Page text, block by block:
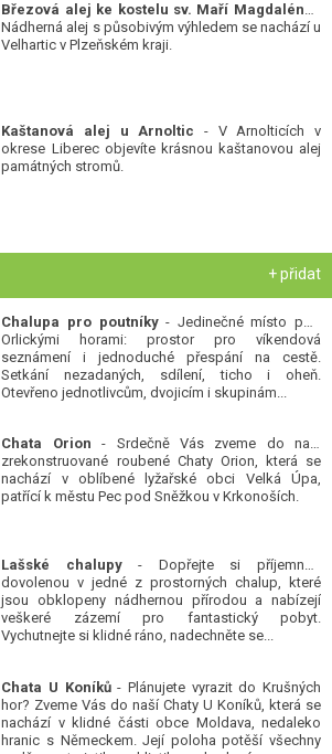
Březová alej ke kostelu sv. Maří Magdalény-
Nádherná alej s působivým výhledem se nachází u
Velhartic v Plzeňském kraji.
Kaštanová alej u Arnoltic - V Arnolticích v
okrese Liberec objevíte krásnou kaštanovou alej
památných stromů.
+ přidat
Chalupa pro poutníky- Jedinečné místo pod
Orlickými horami: prostor pro víkendová
seznámení i jednoduché přespání na cestě.
Setkání nezadaných, sdílení, ticho i oheň.
Otevřeno jednotlivcům, dvojicím i skupinám...
Chata Orion - Srdečně Vás zveme do naší
zrekonstruované roubené Chaty Orion, která se
nachází v oblíbené lyžařské obci Velká Úpa,
patřící k městu Pec pod Sněžkou v Krkonoších.
Lašské chalupy- Dopřejte si příjemnou
dovolenou v jedné z prostorných chalup, které
jsou obklopeny nádhernou přírodou a nabízejí
veškeré zázemí pro fantastický pobyt.
Vychutnejte si klidné ráno, nadechněte se...
Chata U Koníků- Plánujete vyrazit do Krušných
hor? Zveme Vás do naší Chaty U Koníků, která se
nachází v klidné části obce Moldava, nedaleko
hranic s Německem. Její poloha potěší všechny